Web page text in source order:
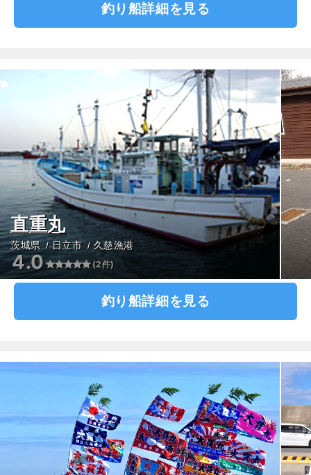
釣り船詳細を見る
直重丸
茨城県 日立市 久慈漁港
4.0 (2件)
釣り船詳細を見る